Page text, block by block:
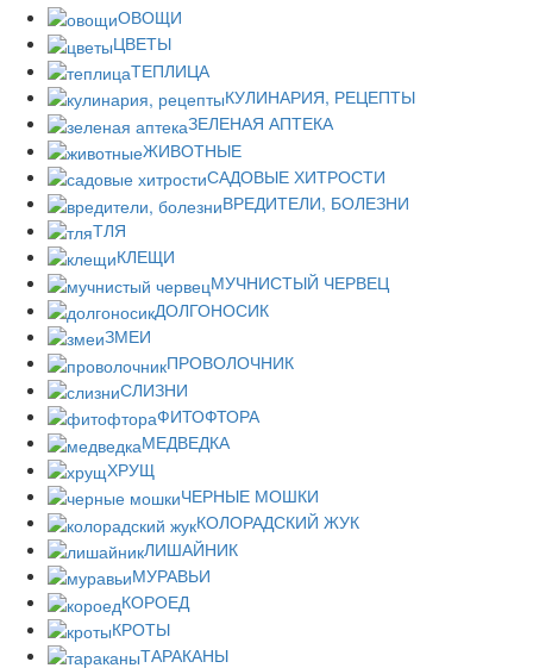
ОВОЩИ
ЦВЕТЫ
ТЕПЛИЦА
КУЛИНАРИЯ, РЕЦЕПТЫ
ЗЕЛЕНАЯ АПТЕКА
ЖИВОТНЫЕ
САДОВЫЕ ХИТРОСТИ
ВРЕДИТЕЛИ, БОЛЕЗНИ
ТЛЯ
КЛЕЩИ
МУЧНИСТЫЙ ЧЕРВЕЦ
ДОЛГОНОСИК
ЗМЕИ
ПРОВОЛОЧНИК
СЛИЗНИ
ФИТОФТОРА
МЕДВЕДКА
ХРУЩ
ЧЕРНЫЕ МОШКИ
КОЛОРАДСКИЙ ЖУК
ЛИШАЙНИК
МУРАВЬИ
КОРОЕД
КРОТЫ
ТАРАКАНЫ